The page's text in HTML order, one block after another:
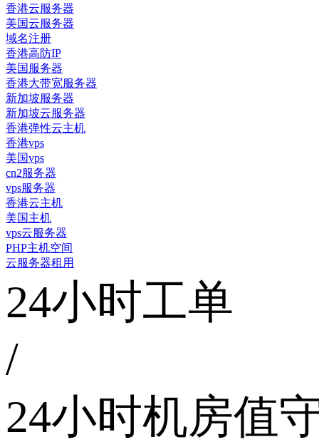
香港云服务器
美国云服务器
域名注册
香港高防IP
美国服务器
香港大带宽服务器
新加坡服务器
新加坡云服务器
香港弹性云主机
香港vps
美国vps
cn2服务器
vps服务器
香港云主机
美国主机
vps云服务器
PHP主机空间
云服务器租用
24小时工单
/
24小时机房值